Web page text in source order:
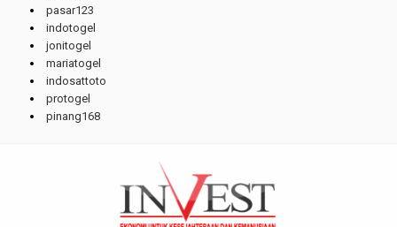
pasar123
indotogel
jonitogel
mariatogel
indosattoto
protogel
pinang168